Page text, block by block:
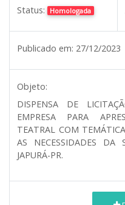
Status: Homologada
Publicado em: 27/12/2023
Objeto:
DISPENSA DE
EMPRESA PARA
TEATRAL COM
AS NECESSIDADES DA
JAPURÁ-PR.